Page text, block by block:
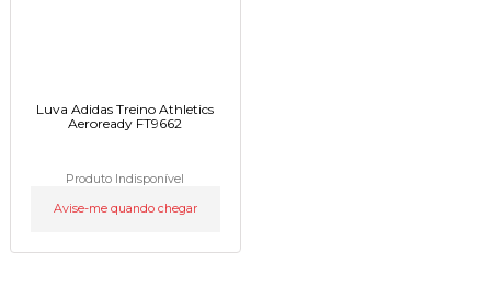
Luva Adidas Treino Athletics
Aeroready FT9662
Produto Indisponível
Avise-me quando chegar